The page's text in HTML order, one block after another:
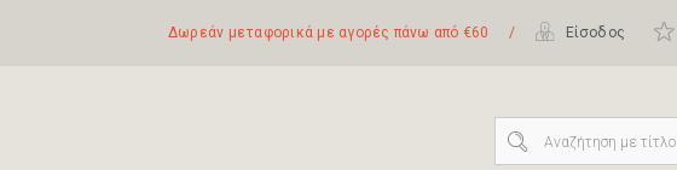
Δωρεάν μεταφορικά με αγορές πάνω από €60 / Είσοδος